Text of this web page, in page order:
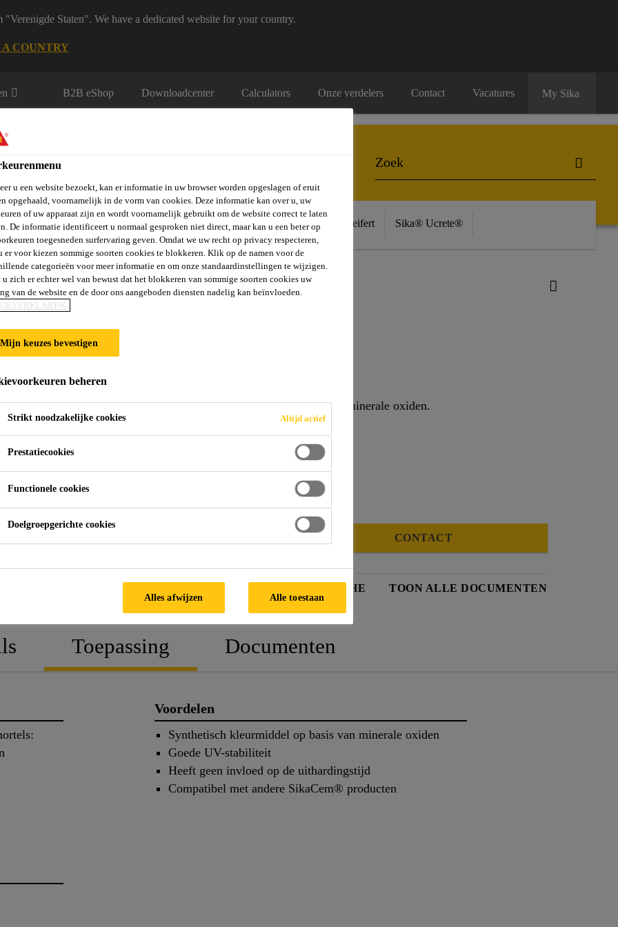
Staten". We have a dedicated website for your country.
COUNTRY
B2B eShop Downloadcenter Calculators Onze verdelers Contact Vacatures My Sika
Over Ons Sika at Work Knowledge Center Carrière Seifert Sika® Ucrete®
Kleurstof voor mortel SikaCem® Color
SikaCem® Color
KLEURSTOF VOOR CEMENT, KALK EN GIPS
SikaCem® Coloris een kleurstof in poedervorm op basis van minerale oxiden.
Synthetisch kleurmiddel op basis van minerale oxiden
Goede UV-stabiliteit
Heeft geen invloed op de uithardingstijd
CONTACT
VEILIGHEIDSFICHE TOON ALLE DOCUMENTEN
Toepassing Documenten
Voordelen
Synthetisch kleurmiddel op basis van minerale oxiden
Goede UV-stabiliteit
Heeft geen invloed op de uithardingstijd
Compatibel met andere SikaCem® producten
u een website bezoekt, kan er informatie in uw browser worden opgeslagen of eruit
opgehaald, voornamelijk in de vorm van cookies. Deze informatie kan over u, uw
of uw apparaat zijn en wordt voornamelijk gebruikt om de website correct te laten
De informatie identificeert u normaal gesproken niet direct, maar kan u een beter op
toegesneden surfervaring geven. Omdat we uw recht op privacy respecteren,
er voor kiezen sommige soorten cookies te blokkeren. Klik op de namen voor de
categorieën voor meer informatie en om onze standaardinstellingen te wijzigen.
u zich er echter wel van bewust dat het blokkeren van sommige soorten cookies uw
van de website en de door ons aangeboden diensten nadelig kan beïnvloeden.
Mijn keuzes bevestigen
beheren
Strikt noodzakelijke cookies Altijd actief
Prestatiecookies
Functionele cookies
Doelgroepgerichte cookies
Alles afwijzen Alle toestaan